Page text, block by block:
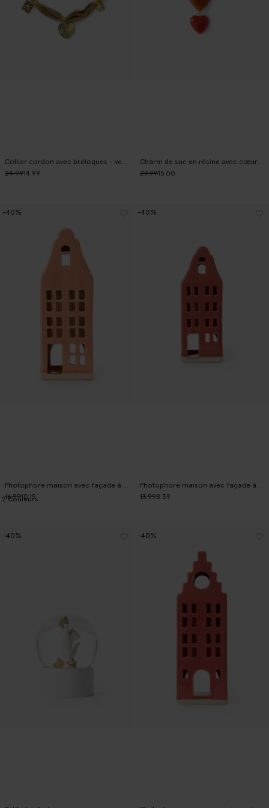
24.9914.99
29.9915.00
Photophore maison avec façade à pignon - rose clair
16.9910.19
-40%
2Couleurs
Photophore maison avec façade à pignon - rouge
13.998.39
-40%
-40% -40%